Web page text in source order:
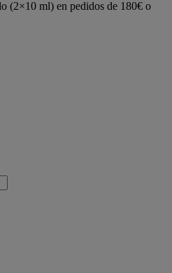
(2×10 ml) en pedidos de 180€ o